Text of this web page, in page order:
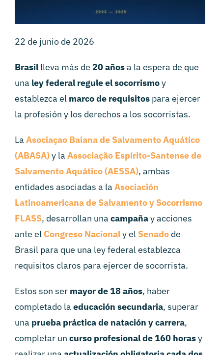
22 de junio de 2026
Brasillleva más de 20 añosa la espera de que
una ley federal regule el socorrismoy
establezca el marco de requisitospara ejercer
la profesión y los derechos a los socorristas.
La Asociaçao Baiana de Salvamento Aquático
(ABASA)y la Associação Espírito-Santense de
Salvamento Aquático (AESSA), ambas
entidades asociadas a la Asociación
Latinoamericana de Salvamento y Socorrismo
FLASS, desarrollan una campañay acciones
ante el Congreso Nacionaly el Senado de
Brasil para que una ley federal establezca
requisitos claros para ejercer de socorrista.
Estos son ser mayor de 18 años, haber
completado la educación secundaria, superar
una prueba práctica de natación y carrera,
completar un curso profesional de 160 horasy